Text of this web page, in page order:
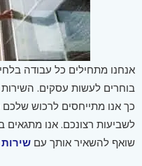
אנחנו מתחילים כל עבודה
בוחרים לעשות עסקים.
כך אנו מתייחסים לרכוש שלכם
לשביעות רצונכם. אנו
שואף להשאיר אותך עם